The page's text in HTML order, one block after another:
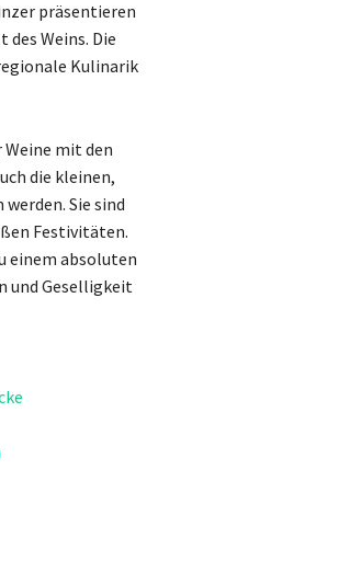
präsentieren
Weins. Die
Kulinarik
Weine mit den
die kleinen,
Sie sind
Festivitäten.
einem absoluten
und Geselligkeit